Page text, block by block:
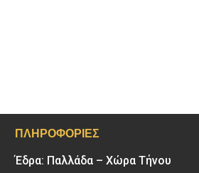
ΠΛΗΡΟΦΟΡΊΕΣ
Έδρα: Παλλάδα – Χώρα Τήνου